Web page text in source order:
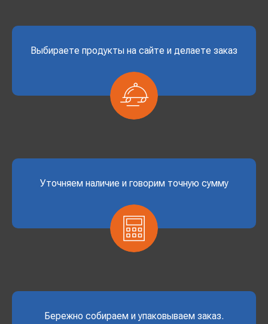
Выбираете продукты на сайте и делаете заказ
Уточняем наличие и говорим точную сумму
Бережно собираем и упаковываем заказ.